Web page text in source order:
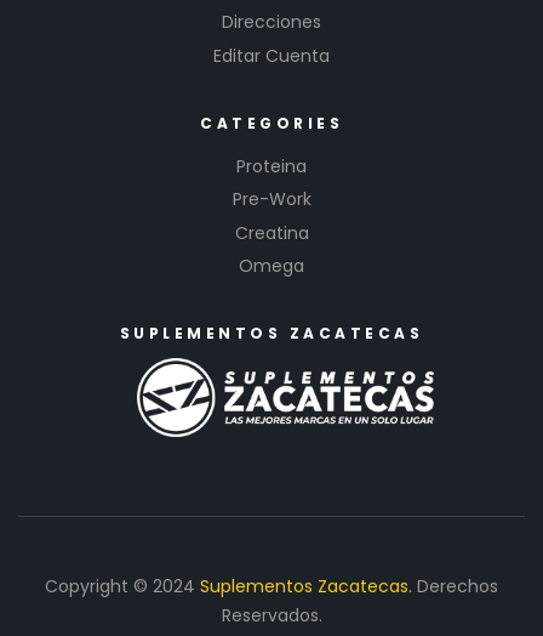
Direcciones
Editar Cuenta
CATEGORIES
Proteina
Pre-Work
Creatina
Omega
SUPLEMENTOS ZACATECAS
Copyright © 2024 Suplementos Zacatecas. Derechos
Reservados.